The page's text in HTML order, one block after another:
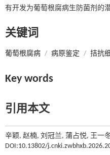
有开发为葡萄根腐病生防菌剂的潜
关键词
葡萄根腐病 / 病原鉴定 / 拮抗
Key words
引用本文
辛颖, 赵楠, 刘冠兰, 蒲占悦, 王一
DOI:10.13802/